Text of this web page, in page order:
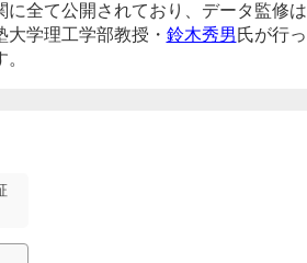
に全て公開されており、データ監修は
大学理工学部教授・ 鈴木秀男 氏が行っ